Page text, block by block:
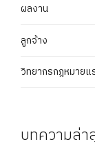
ผลงาน
ลูกจ้าง
วิทยากรกฎหมายแ
บทความล่า